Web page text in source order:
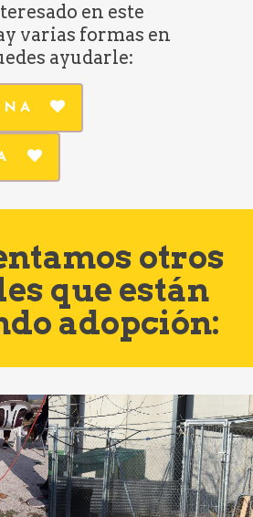
en este
varias formas en
ayudarle:
otros
que están
adopción: